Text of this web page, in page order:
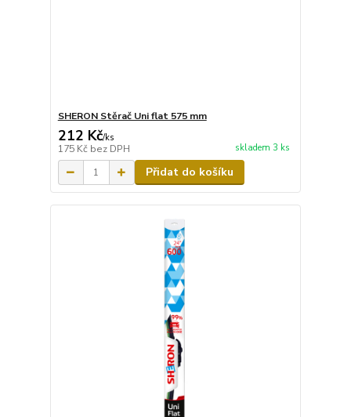
SHERON Stěrač Uni flat 575 mm
212 Kč/ks
175 Kč bez DPH skladem 3 ks
Přidat do košíku